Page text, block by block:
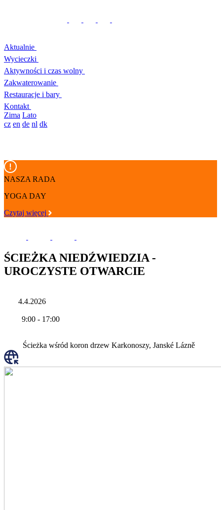
Aktualnie
Wycieczki
Aktywności i czas wolny
Zakwaterowanie
Restauracje i bary
Kontakt
Zima Lato
cz en de nl dk
NASZA RADA
YOGA DAY
Czytaj więcej
ŚCIEŻKA NIEDŹWIEDZIA -
UROCZYSTE OTWARCIE
4.4.2026
9:00 - 17:00
Ścieżka wśród koron drzew Karkonoszy, Janské Lázně